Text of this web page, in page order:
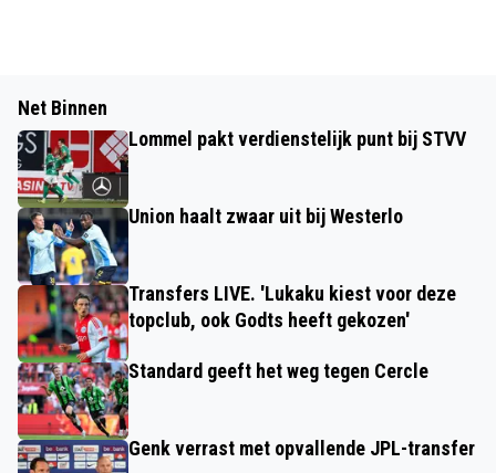
Net Binnen
Lommel pakt verdienstelijk punt bij STVV
Union haalt zwaar uit bij Westerlo
Transfers LIVE. 'Lukaku kiest voor deze
topclub, ook Godts heeft gekozen'
Standard geeft het weg tegen Cercle
Genk verrast met opvallende JPL-transfer